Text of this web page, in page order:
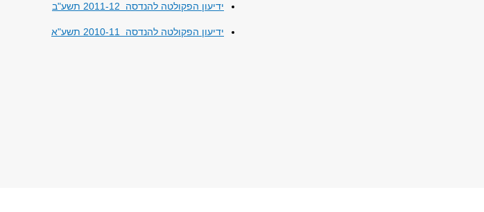
ידיעון הפקולטה להנדסה 2011-12 תשע"ב
​ידיעון הפקולטה להנדסה 2010-11 תשע"א